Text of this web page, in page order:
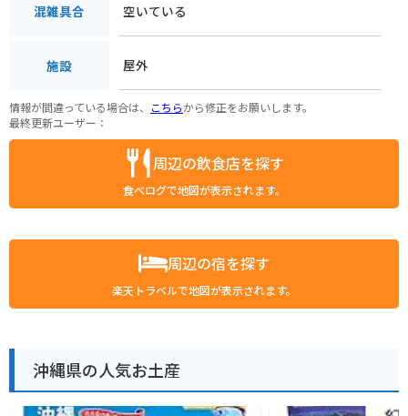
混雑具合 空いている
施設 屋外
情報が間違っている場合は、 こちらから修正をお願いします。
最終更新ユーザー：
周辺の飲食店を探す
食べログで地図が表示されます。
周辺の宿を探す
楽天トラベルで地図が表示されます。
沖縄県の人気お土産